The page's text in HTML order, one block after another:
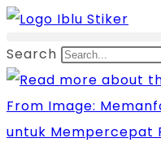
Skip
content
Search